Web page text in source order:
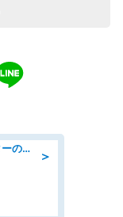
＞
「土日祝休み」治験コーディネーターのお仕事/未経験OK